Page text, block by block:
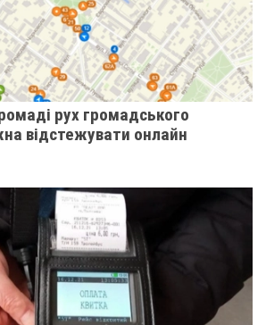
рух громадського
відстежувати онлайн